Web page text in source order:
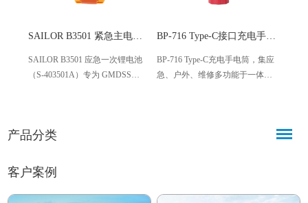
SAILOR B3501 紧急主电池 S-403501A
SAILOR B3501 应急一次锂电池
（S-403501A）专为 GMDSS
连续工作长达 8 小时。性能可
通信的理想之选。
BP-716 Type-C接口充电手电筒
BP-716 Type-C充电手电筒，集应
急、户外、维修多功能于一体。
（
产品分类
客户案例